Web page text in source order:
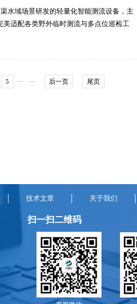
水域场景研发的轻量化智能测流设备，主
适配各类野外临时测流与多点位巡检工
进的智能测流技术，简化了传统水文测
原本复杂、专业的明渠流量勘测工作变
常态化野外巡检作业需求。.....
5 ··· ··· 后一页 尾页
技术文章 关于我们
扫一扫二维码